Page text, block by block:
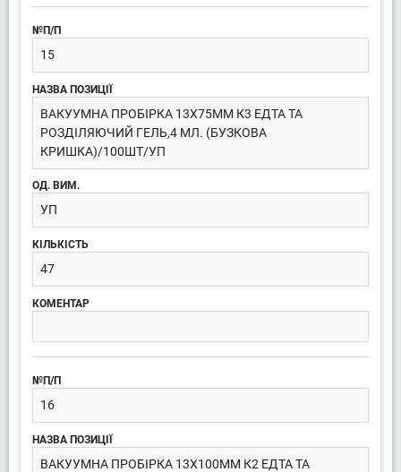
15
ВАКУУМНА ПРОБІРКА 13Х75ММ К3 ЕДТА ТА
РОЗДІЛЯЮЧИЙ ГЕЛЬ,4 МЛ. (БУЗКОВА
КРИШКА)/100ШТ/УП
УП
47
16
ВАКУУМНА ПРОБІРКА 13Х100ММ К2 ЕДТА ТА